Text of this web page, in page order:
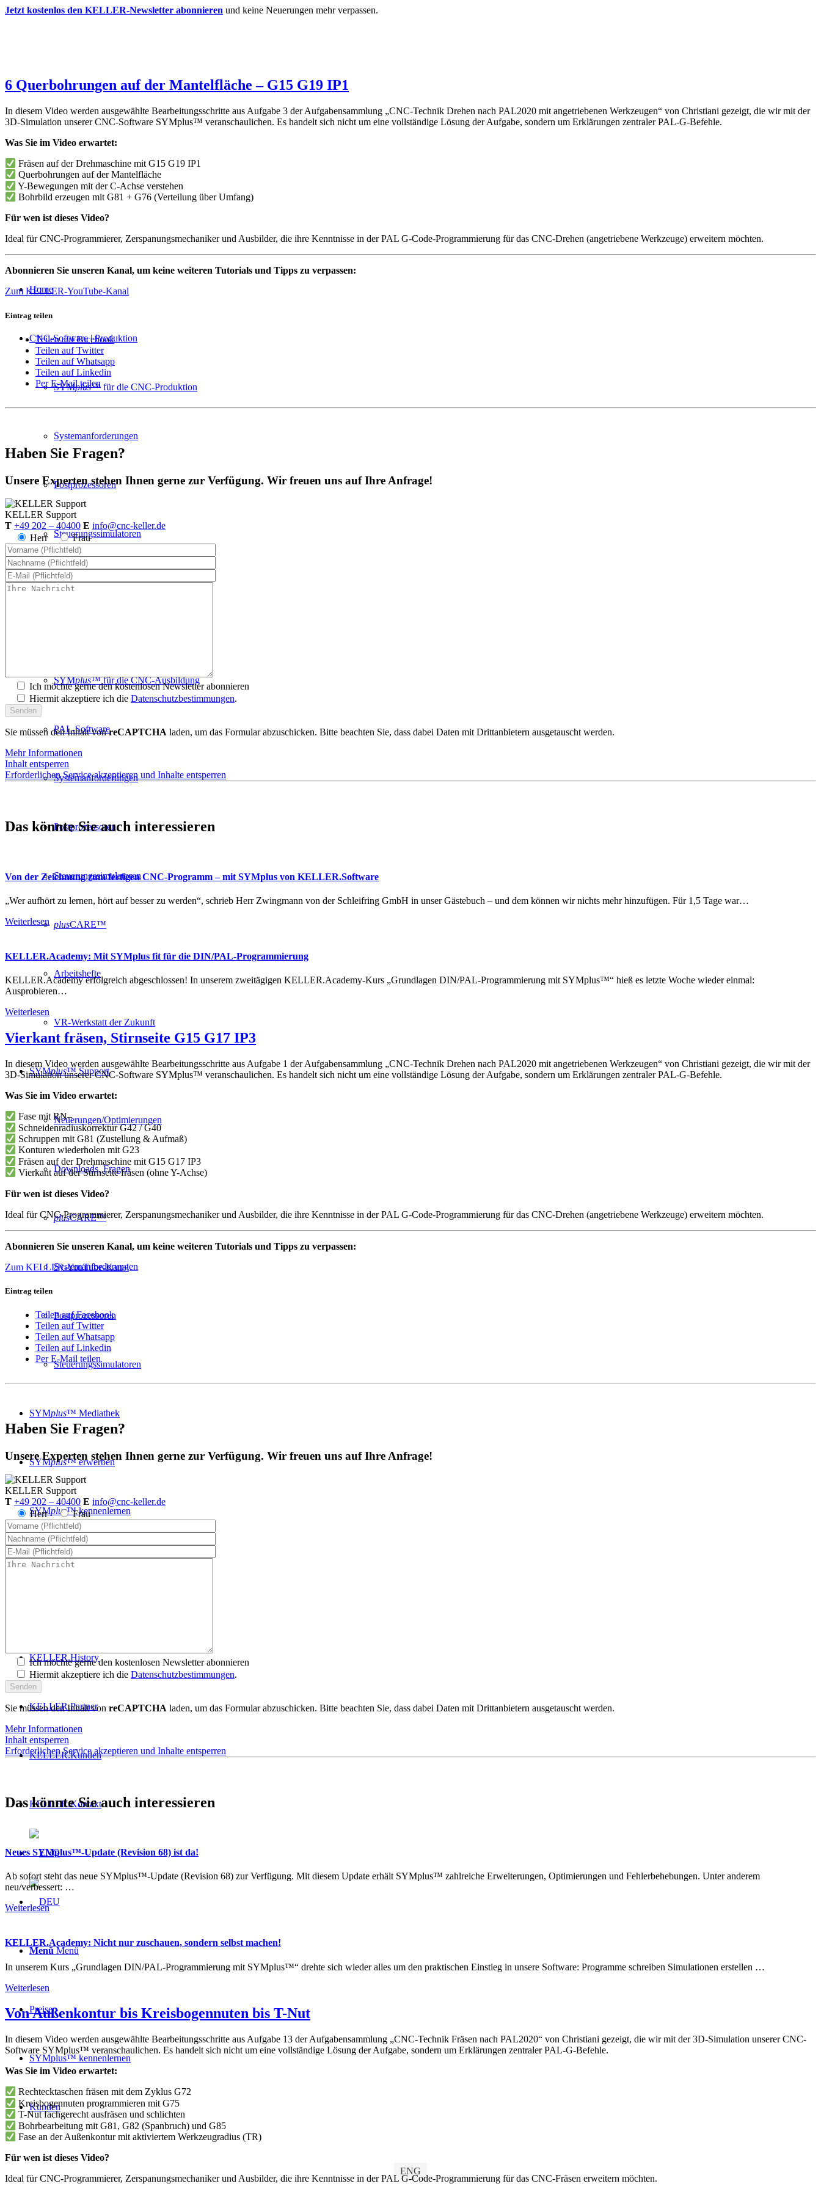
Jetzt kostenlos den KELLER-Newsletter abonnieren und keine Neuerungen mehr verpassen.
Home
CNC-Software | Produktion
SYMplus™ für die CNC-Produktion
Systemanforderungen
Postprozessoren
Steuerungssimulatoren
plusCARE™
SYMplus™ für die CNC-Ausbildung
PAL-Software
Systemanforderungen
Postprozessoren
Steuerungssimulatoren
plusCARE™
Arbeitshefte
VR-Werkstatt der Zukunft
SYMplus™ Support
Neuerungen/Optimierungen
Downloads, Fragen
plusCARE™
Systemanforderungen
Postprozessoren
Steuerungssimulatoren
SYMplus™ Mediathek
SYMplus™ erwerben
SYMplus™ kennenlernen
KELLER.News
KELLER.History
KELLER.Partner
KELLER.Kunden
KELLER.Kontakt
Menü Menü
Preise
SYMplus™ kennenlernen
Kunden
ENG
6 Querbohrungen auf der Mantelfläche – G15 G19 IP1
In diesem Video werden ausgewählte Bearbeitungsschritte aus Aufgabe 3 der Aufgabensammlung „CNC-Technik Drehen nach PAL2020 mit angetriebenen Werkzeugen“ von Christiani gezeigt, die wir mit der
3D-Simulation unserer CNC-Software SYMplus™ veranschaulichen. Es handelt sich nicht um eine vollständige Lösung der Aufgabe, sondern um Erklärungen zentraler PAL-G-Befehle.
Was Sie im Video erwartet:
Fräsen auf der Drehmaschine mit G15 G19 IP1
Querbohrungen auf der Mantelfläche
Y-Bewegungen mit der C-Achse verstehen
Bohrbild erzeugen mit G81 + G76 (Verteilung über Umfang)
Für wen ist dieses Video?
Ideal für CNC-Programmierer, Zerspanungsmechaniker und Ausbilder, die ihre Kenntnisse in der PAL G-Code-Programmierung für das CNC-Drehen (angetriebene Werkzeuge) erweitern möchten.
Abonnieren Sie unseren Kanal, um keine weiteren Tutorials und Tipps zu verpassen:
Zum KELLER-YouTube-Kanal
Eintrag teilen
Teilen auf Facebook
Teilen auf Twitter
Teilen auf Whatsapp
Teilen auf Linkedin
Per E-Mail teilen
Haben Sie Fragen?
Unsere Experten stehen Ihnen gerne zur Verfügung. Wir freuen uns auf Ihre Anfrage!
KELLER Support
T +49 202 – 40400 E info@cnc-keller.de
Herr
Frau
Ich möchte gerne den kostenlosen Newsletter abonnieren
Hiermit akzeptiere ich die Datenschutzbestimmungen.
Sie müssen den Inhalt vonreCAPTCHA laden, um das Formular abzuschicken. Bitte beachten Sie, dass dabei Daten mit Drittanbietern ausgetauscht werden.
Mehr Informationen
Inhalt entsperren
Erforderlichen Service akzeptieren und Inhalte entsperren
Das könnte Sie auch interessieren
Von der Zeichnung zum fertigen CNC-Programm – mit SYMplus von KELLER.Software
„Wer aufhört zu lernen, hört auf besser zu werden“, schrieb Herr Zwingmann von der Schleifring GmbH in unser Gästebuch – und dem können wir nichts mehr hinzufügen. Für 1,5 Tage war…
Weiterlesen
KELLER.Academy: Mit SYMplus fit für die DIN/PAL-Programmierung
KELLER.Academy erfolgreich abgeschlossen! In unserem zweitägigen KELLER.Academy-Kurs „Grundlagen DIN/PAL-Programmierung mit SYMplus™“ hieß es letzte Woche wieder einmal:
Ausprobieren…
Weiterlesen
Vierkant fräsen, Stirnseite G15 G17 IP3
In diesem Video werden ausgewählte Bearbeitungsschritte aus Aufgabe 1 der Aufgabensammlung „CNC-Technik Drehen nach PAL2020 mit angetriebenen Werkzeugen“ von Christiani gezeigt, die wir mit der
3D-Simulation unserer CNC-Software SYMplus™ veranschaulichen. Es handelt sich nicht um eine vollständige Lösung der Aufgabe, sondern um Erklärungen zentraler PAL-G-Befehle.
Was Sie im Video erwartet:
Fase mit RN–
Schneidenradiuskorrektur G42 / G40
Schruppen mit G81 (Zustellung & Aufmaß)
Konturen wiederholen mit G23
Fräsen auf der Drehmaschine mit G15 G17 IP3
Vierkant auf der Stirnseite fräsen (ohne Y-Achse)
Für wen ist dieses Video?
Ideal für CNC-Programmierer, Zerspanungsmechaniker und Ausbilder, die ihre Kenntnisse in der PAL G-Code-Programmierung für das CNC-Drehen (angetriebene Werkzeuge) erweitern möchten.
Abonnieren Sie unseren Kanal, um keine weiteren Tutorials und Tipps zu verpassen:
Zum KELLER-YouTube-Kanal
Eintrag teilen
Teilen auf Facebook
Teilen auf Twitter
Teilen auf Whatsapp
Teilen auf Linkedin
Per E-Mail teilen
Haben Sie Fragen?
Unsere Experten stehen Ihnen gerne zur Verfügung. Wir freuen uns auf Ihre Anfrage!
KELLER Support
T +49 202 – 40400 E info@cnc-keller.de
Herr
Frau
Ich möchte gerne den kostenlosen Newsletter abonnieren
Hiermit akzeptiere ich die Datenschutzbestimmungen.
Sie müssen den Inhalt von reCAPTCHA laden, um das Formular abzuschicken. Bitte beachten Sie, dass dabei Daten mit Drittanbietern ausgetauscht werden.
Mehr Informationen
Inhalt entsperren
Erforderlichen Service akzeptieren und Inhalte entsperren
Das könnte Sie auch interessieren
Neues SYMplus™-Update (Revision 68) ist da!
Ab sofort steht das neue SYMplus™-Update (Revision 68) zur Verfügung. Mit diesem Update erhält SYMplus™ zahlreiche Erweiterungen, Optimierungen und Fehlerbehebungen. Unter anderem
neu/verbessert: …
Weiterlesen
KELLER.Academy: Nicht nur zuschauen, sondern selbst machen!
In unserem Kurs „Grundlagen DIN/PAL-Programmierung mit SYMplus™“ drehte sich wieder alles um den praktischen Einstieg in unsere Software: Programme schreiben Simulationen erstellen …
Weiterlesen
Von Außenkontur bis Kreisbogennuten bis T-Nut
In diesem Video werden ausgewählte Bearbeitungsschritte aus Aufgabe 13 der Aufgabensammlung „CNC-Technik Fräsen nach PAL2020“ von Christiani gezeigt, die wir mit der 3D-Simulation unserer CNC-
Software SYMplus™ veranschaulichen. Es handelt sich nicht um eine vollständige Lösung der Aufgabe, sondern um Erklärungen zentraler PAL-G-Befehle.
Was Sie im Video erwartet:
Rechtecktaschen fräsen mit dem Zyklus G72
Kreisbogennuten programmieren mit G75
T-Nut fachgerecht ausfräsen und schlichten
Bohrbearbeitung mit G81, G82 (Spanbruch) und G85
Fase an der Außenkontur mit aktiviertem Werkzeugradius (TR)
Für wen ist dieses Video?
Ideal für CNC-Programmierer, Zerspanungsmechaniker und Ausbilder, die ihre Kenntnisse in der PAL G-Code-Programmierung für das CNC-Fräsen erweitern möchten.